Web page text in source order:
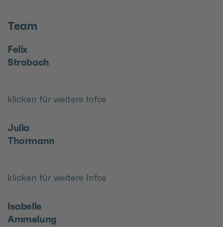
Team
Felix
Strobach
klicken für weitere Infos
Julia
Thormann
klicken für weitere Infos
Isabelle
Ammelung